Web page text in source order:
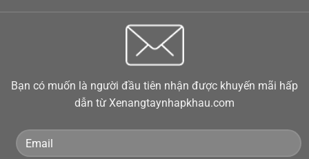
Bạn có muốn là người đầu tiên nhận được khuyến mãi hấp
dẫn từ Xenangtaynhapkhau.com